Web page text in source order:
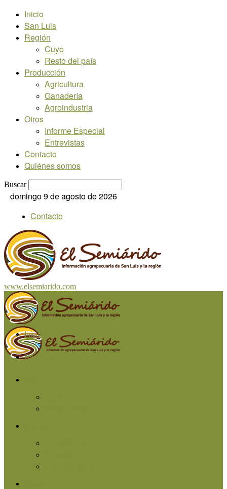
Inicio
San Luis
Región
Cuyo
Resto del país
Producción
Agricultura
Ganadería
Agroindustria
Otros
Informe Especial
Entrevistas
Contacto
Quiénes somos
Buscar
domingo 9 de agosto de 2026
Contacto
www.elsemiarido.com
Inicio
San Luis